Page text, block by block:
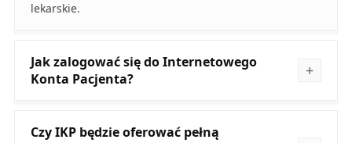
lekarskie.
Jak zalogować się do Internetowego
Konta Pacjenta?
Czy IKP będzie oferować pełną